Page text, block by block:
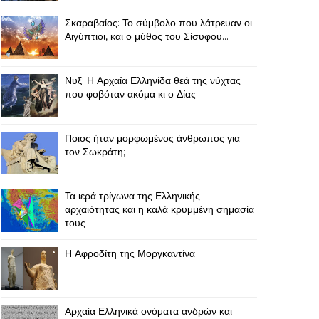
Σκαραβαίος: Το σύμβολο που λάτρευαν οι
Αιγύπτιοι, και ο μύθος του Σίσυφου...
Νυξ: Η Αρχαία Ελληνίδα θεά της νύχτας
που φοβόταν ακόμα κι ο Δίας
Ποιος ήταν μορφωμένος άνθρωπος για
τον Σωκράτη;
Τα ιερά τρίγωνα της Ελληνικής
αρχαιότητας και η καλά κρυμμένη σημασία
τους
Η Αφροδίτη της Μοργκαντίνα
Αρχαία Ελληνικά ονόματα ανδρών και